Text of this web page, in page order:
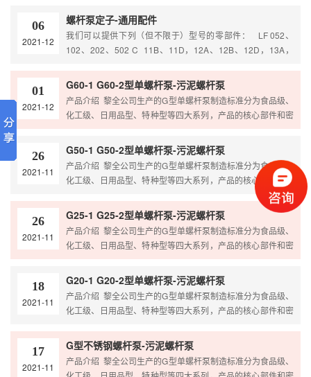
形式，以满足各种物料的需要。 根据客户要求进出口形式可选
配卡箍快装式、法兰式、内螺纹、外螺纹、活接头
泵体可定做耐高温型，保温型，水冷却型 泵体材质可分为：
铸铁、不锈钢304、不锈钢316、316…
06
2021-12
螺杆泵定子-通用配件
我们可以提供下列（但不限于）型号的零部件： LF 052、
102、202、502 C 11B、11D，12A、12B、12D，13A，
15B、15K，16A、16B、16K，17A、17B、17K，18A、
18B、18K，19A、19B、19K，1AA、1AB、1AK，1BA、
1BB、1BK等系列。 MD …
01
2021-12
G60-1 G60-2型单螺杆泵-污泥螺杆泵
产品介绍 黎全公司生产的G型单螺杆泵制造标准分为食品级、
化工级、日用品型、特种型等四大系列，产品的核心部件和密
封装置，根据介质的不同特性，采用不同的材质和不同的密封
形式，以满足各种物料的需要。 根据客户要求进出口形式可选
配卡箍快装式、法兰式、内螺纹、外螺纹、活接头
泵体可定做耐高温型，保温型，水冷却型 泵体材质可分为：
铸铁、不锈钢304、不锈钢316、316…
26
2021-11
G50-1 G50-2型单螺杆泵-污泥螺杆泵
产品介绍 黎全公司生产的G型单螺杆泵制造标准分为食品级、
化工级、日用品型、特种型等四大系列，产品的核心部件和密
封装置，根据介质的不同特性，采用不同的材质和不同的密封
形式，以满足各种物料的需要。 根据客户要求进出口形式可选
配卡箍快装式、法兰式、内螺纹、外螺纹、活接头
泵体可定做耐高温型，保温型，水冷却型 泵体材质可分为：
铸铁、不锈钢304、不锈钢316、316…
26
2021-11
G25-1 G25-2型单螺杆泵-污泥螺杆泵
产品介绍 黎全公司生产的G型单螺杆泵制造标准分为食品级、
化工级、日用品型、特种型等四大系列，产品的核心部件和密
封装置，根据介质的不同特性，采用不同的材质和不同的密封
形式，以满足各种物料的需要。 根据客户要求进出口形式可选
配卡箍快装式、法兰式、内螺纹、外螺纹、活接头
泵体可定做耐高温型，保温型，水冷却型 泵体材质可分为：
铸铁、不锈钢304、不锈钢316、316…
18
2021-11
G20-1 G20-2型单螺杆泵-污泥螺杆泵
产品介绍 黎全公司生产的G型单螺杆泵制造标准分为食品级、
化工级、日用品型、特种型等四大系列，产品的核心部件和密
形式，以满足各种物料的需要。 根据客户要求进出口形式可选
配卡箍快装式、法兰式、内螺纹、外螺纹、活接头
泵体可定做耐高温型，保温型，水冷却型 泵体材质可分为：
17
2021-11
G型不锈钢螺杆泵-污泥螺杆泵
产品介绍 黎全公司生产的G型单螺杆泵制造标准分为食品级、